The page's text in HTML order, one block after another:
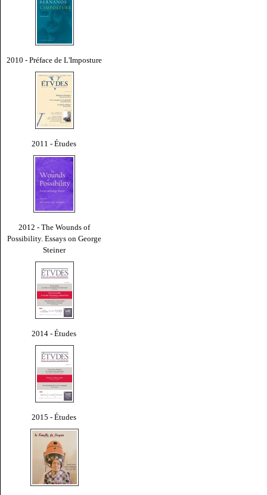
2010 - Préface de L'Imposture
2011 - Études
2012 - The Wounds of
Possibility. Essays on George
Steiner
2014 - Études
2015 - Études